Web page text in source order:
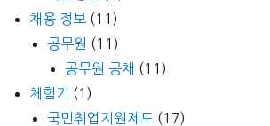
채용 정보 (11)
공무원 (11)
공무원 공채 (11)
체험기
(1)
국민취업지원제도 (17)